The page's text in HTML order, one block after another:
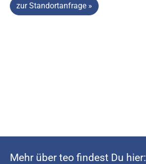
zur Standortanfrage »
Mehr über teo findest Du hier: